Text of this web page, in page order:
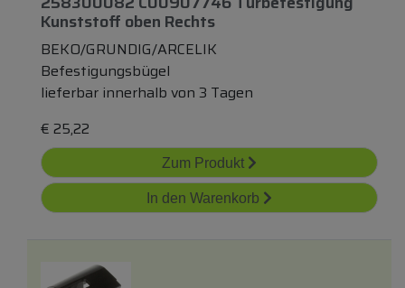
Kunststoff oben Rechts
BEKO/GRUNDIG/ARCELIK
Befestigungsbügel
lieferbar innerhalb von 3 Tagen
€ 25,22
Zum Produkt
In den Warenkorb